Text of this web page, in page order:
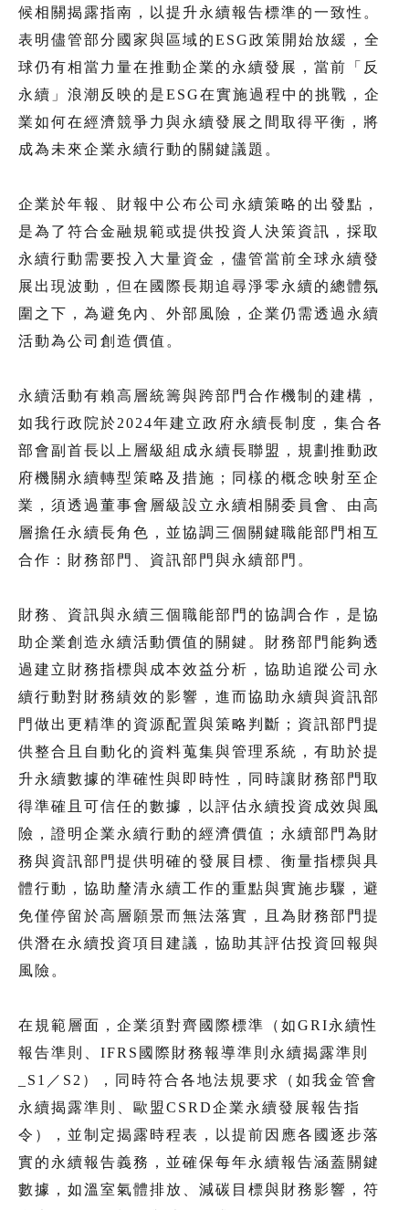
候相關揭露指南，以提升永續報告標準的一致性。
表明儘管部分國家與區域的ESG政策開始放緩，全
球仍有相當力量在推動企業的永續發展，當前「反
永續」浪潮反映的是ESG在實施過程中的挑戰，企
業如何在經濟競爭力與永續發展之間取得平衡，將
成為未來企業永續行動的關鍵議題。
企業於年報、財報中公布公司永續策略的出發點，
是為了符合金融規範或提供投資人決策資訊，採取
永續行動需要投入大量資金，儘管當前全球永續發
展出現波動，但在國際長期追尋淨零永續的總體氛
圍之下，為避免內、外部風險，企業仍需透過永續
活動為公司創造價值。
永續活動有賴高層統籌與跨部門合作機制的建構，
如我行政院於2024年建立政府永續長制度，集合各
部會副首長以上層級組成永續長聯盟，規劃推動政
府機關永續轉型策略及措施；同樣的概念映射至企
業，須透過董事會層級設立永續相關委員會、由高
層擔任永續長角色，並協調三個關鍵職能部門相互
合作：財務部門、資訊部門與永續部門。
財務、資訊與永續三個職能部門的協調合作，是協
助企業創造永續活動價值的關鍵。財務部門能夠透
過建立財務指標與成本效益分析，協助追蹤公司永
續行動對財務績效的影響，進而協助永續與資訊部
門做出更精準的資源配置與策略判斷；資訊部門提
供整合且自動化的資料蒐集與管理系統，有助於提
升永續數據的準確性與即時性，同時讓財務部門取
得準確且可信任的數據，以評估永續投資成效與風
險，證明企業永續行動的經濟價值；永續部門為財
務與資訊部門提供明確的發展目標、衡量指標與具
體行動，協助釐清永續工作的重點與實施步驟，避
免僅停留於高層願景而無法落實，且為財務部門提
供潛在永續投資項目建議，協助其評估投資回報與
風險。
在規範層面，企業須對齊國際標準（如GRI永續性
報告準則、IFRS國際財務報導準則永續揭露準則
_S1／S2），同時符合各地法規要求（如我金管會
永續揭露準則、歐盟CSRD企業永續發展報告指
令），並制定揭露時程表，以提前因應各國逐步落
實的永續報告義務，並確保每年永續報告涵蓋關鍵
數據，如溫室氣體排放、減碳目標與財務影響，符